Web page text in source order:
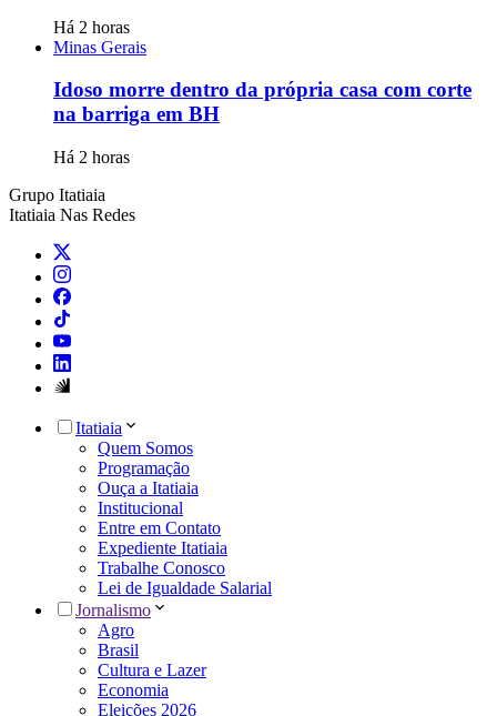
Há 2 horas
Minas Gerais
Idoso morre dentro da própria casa com corte
na barriga em BH
Há 2 horas
Grupo Itatiaia
Itatiaia Nas Redes
Itatiaia
Quem Somos
Programação
Ouça a Itatiaia
Institucional
Entre em Contato
Expediente Itatiaia
Trabalhe Conosco
Lei de Igualdade Salarial
Jornalismo
Agro
Brasil
Cultura e Lazer
Economia
Eleições 2026